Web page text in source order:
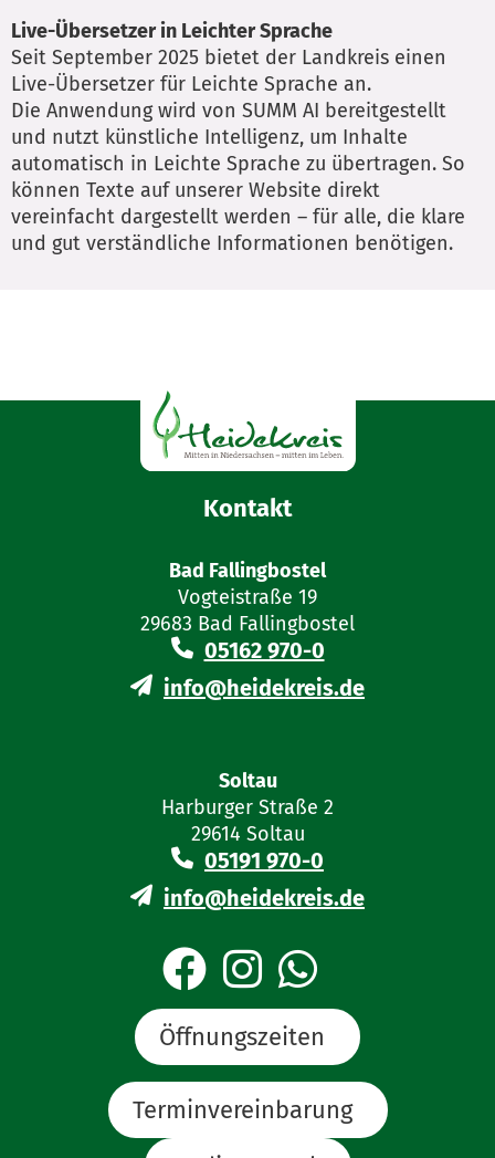
Live-Übersetzer in Leichter Sprache
Seit September 2025 bietet der Landkreis einen
Live-Übersetzer für Leichte Sprache an.
Die Anwendung wird von SUMM AI bereitgestellt
und nutzt künstliche Intelligenz, um Inhalte
automatisch in Leichte Sprache zu übertragen. So
können Texte auf unserer Website direkt
vereinfacht dargestellt werden – für alle, die klare
und gut verständliche Informationen benötigen.
Kontakt
Bad Fallingbostel
Vogteistraße 19
29683 Bad Fallingbostel
05162 970-0
info@heidekreis.de
Soltau
Harburger Straße 2
29614 Soltau
05191 970-0
info@heidekreis.de
Öffnungszeiten
Terminvereinbarung